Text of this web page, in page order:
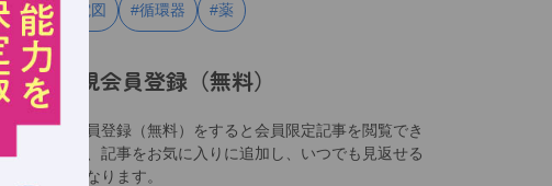
#心電図 #循環器 #薬
新規会員登録（無料）
新規会員登録（無料）をすると会員限定記事を閲覧でき
るほか、記事をお気に入りに追加し、いつでも見返せる
ようになります。